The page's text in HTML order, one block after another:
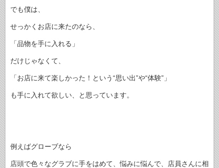
でも僕は、
せっかくお店に来たのなら、
「品物を手に入れる」
だけじゃなくて、
「お店に来て楽しかった！という“思い出”や“体験”」
も手に入れて欲しい、と思っています。
例えばグローブなら
店頭で色々なグラブに手をはめて、悩みに悩んで、店員さんに相